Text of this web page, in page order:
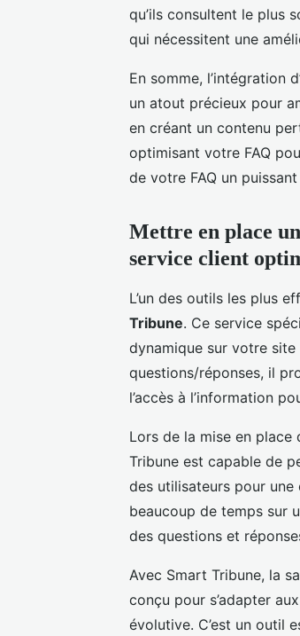
qu’ils consultent le plus
qui nécessitent une
En somme, l’intégration
un atout précieux pour
en créant un contenu
optimisant votre FAQ
de votre FAQ un
Mettre en place
service client
L’un des outils les plus
Tribune. Ce service
dynamique sur votre
questions/réponses, il
l’accès à l’information
Lors de la mise en place
Tribune est capable de
des utilisateurs pour
beaucoup de temps sur
des questions et
Avec Smart Tribune, la
conçu pour s’adapter
évolutive. C’est un outil